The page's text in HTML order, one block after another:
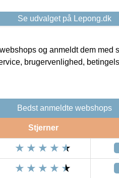
Se udvalget på Lepong.dk
og anmeldt dem med
brugervenlighed,
Bedst anmeldte webshops
Stjerner